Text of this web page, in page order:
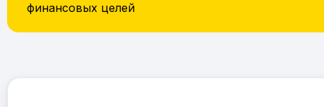
финансовых целей